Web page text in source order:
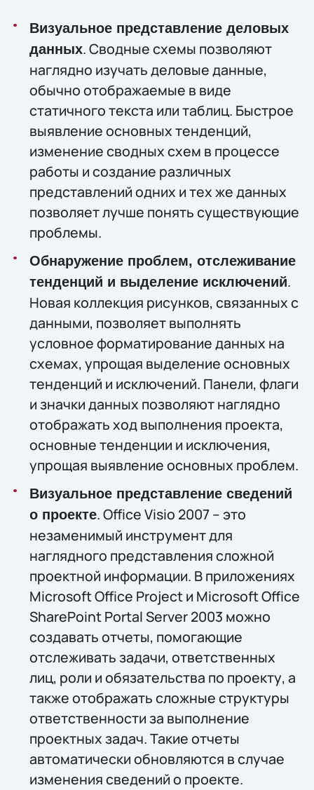
Визуальное представление деловых
данных. Сводные схемы позволяют
наглядно изучать деловые данные,
обычно отображаемые в виде
статичного текста или таблиц. Быстрое
выявление основных тенденций,
изменение сводных схем в процессе
работы и создание различных
представлений одних и тех же данных
позволяет лучше понять существующие
проблемы.
Обнаружение проблем, отслеживание
тенденций и выделение исключений.
Новая коллекция рисунков, связанных с
данными, позволяет выполнять
условное форматирование данных на
схемах, упрощая выделение основных
тенденций и исключений. Панели, флаги
и значки данных позволяют наглядно
отображать ход выполнения проекта,
основные тенденции и исключения,
упрощая выявление основных проблем.
Визуальное представление сведений
о проекте. Office Visio 2007 – это
незаменимый инструмент для
наглядного представления сложной
проектной информации. В приложениях
Microsoft Office Project и Microsoft Office
SharePoint Portal Server 2003 можно
создавать отчеты, помогающие
отслеживать задачи, ответственных
лиц, роли и обязательства по проекту, а
также отображать сложные структуры
ответственности за выполнение
проектных задач. Такие отчеты
автоматически обновляются в случае
изменения сведений о проекте.